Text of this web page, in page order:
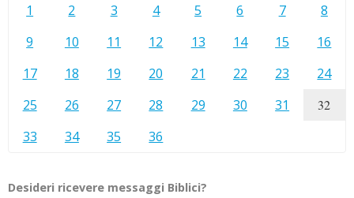
1 2 3 4 5 6 7
8
9
10 11 12 13 14 15
16
17
18 19 20 21 22 23
24
25
26 27 28 29 30 31 32
33 34 35 36
Desideri ricevere messaggi Biblici?